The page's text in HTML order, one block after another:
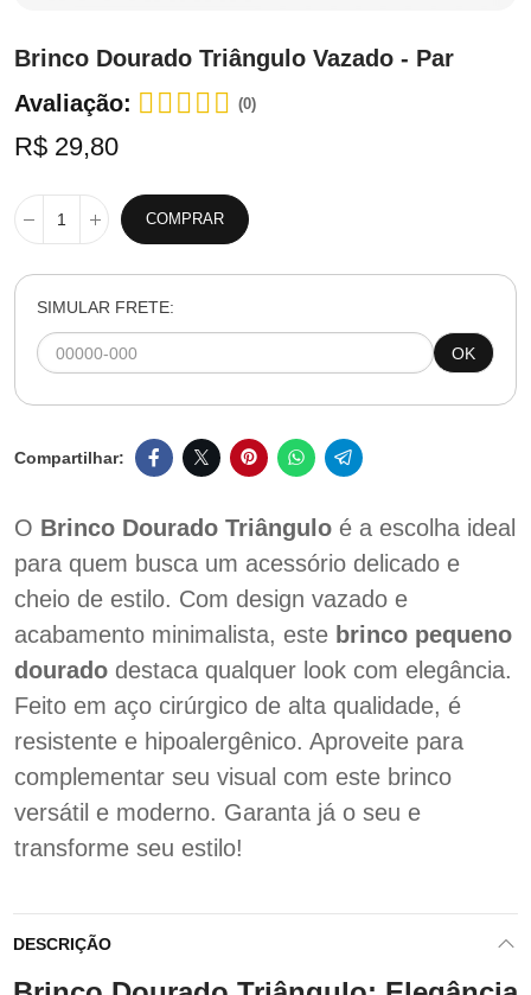
Brinco Dourado Triângulo Vazado - Par
Avaliação:
(0)
R$ 29,80
COMPRAR
SIMULAR FRETE:
OK
O Brinco Dourado Triângulo é a escolha ideal
para quem busca um acessório delicado e
cheio de estilo. Com design vazado e
acabamento minimalista, este brinco pequeno
dourado destaca qualquer look com elegância.
Feito em aço cirúrgico de alta qualidade, é
resistente e hipoalergênico. Aproveite para
complementar seu visual com este brinco
versátil e moderno. Garanta já o seu e
transforme seu estilo!
DESCRIÇÃO